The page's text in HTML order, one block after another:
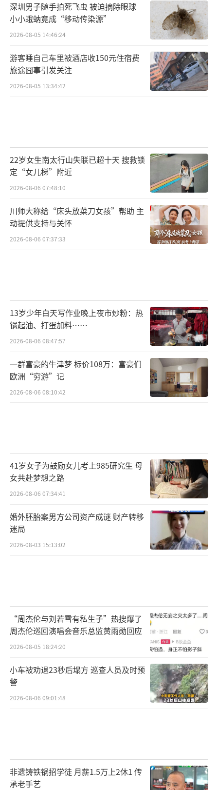
深圳男子随手拍死飞虫 被迫摘除眼球
小小蛾蚋竟成“移动传染源”
2026-08-05 14:46:24
游客睡自己车里被酒店收150元住宿费
旅途囧事引发关注
2026-08-05 13:34:42
22岁女生南太行山失联已超十天 搜救锁
定“女儿梯”附近
2026-08-06 07:48:10
川师大称给“床头放菜刀女孩”帮助 主
动提供支持与关怀
2026-08-06 07:37:33
13岁少年白天写作业晚上夜市炒粉：热
锅起油、打蛋加料……
2026-08-06 08:47:57
一群富豪的牛津梦 标价108万：富豪们
欧洲“穷游”记
2026-08-06 08:10:42
41岁女子为鼓励女儿考上985研究生 母
女共赴梦想之路
2026-08-06 07:34:41
婚外胚胎案男方公司资产成谜 财产转移
迷局
2026-08-03 15:13:02
“周杰伦与刘若雪有私生子”热搜爆了
周杰伦巡回演唱会音乐总监黄雨勋回应
2026-08-05 18:24:20
小车被劝退23秒后塌方 巡查人员及时预
警
2026-08-06 09:01:48
非遗铸铁锅招学徒 月薪1.5万上2休1 传
承老手艺